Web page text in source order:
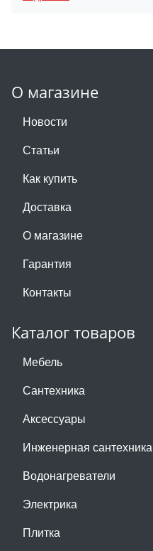
О магазине
Новости
Статьи
Как купить
Доставка
О магазине
Гарантия
Контакты
Каталог товаров
Мебель
Сантехника
Аксессуары
Инженерная сантехника
Водонагреватели
Электрика
Плитка